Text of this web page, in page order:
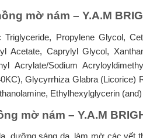
mờ nám – Y.A.M
Propylene Glycol,
Acetate, Caprylyl Glycol,
Acrylate/Sodium
Glycyrrhiza Glabra (Licorice)
Ethylhexylglycerin
mờ nám – Y.A.M